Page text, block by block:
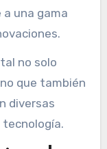
una gama
no solo
que también
diversas